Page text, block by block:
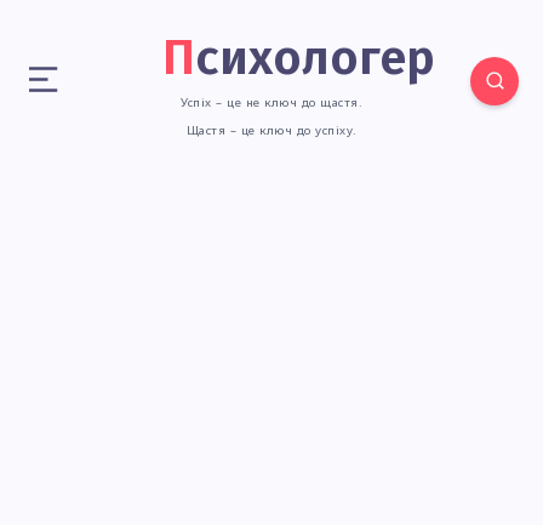
Психологер
Успіх – це не ключ до щастя.
Щастя – це ключ до успіху.